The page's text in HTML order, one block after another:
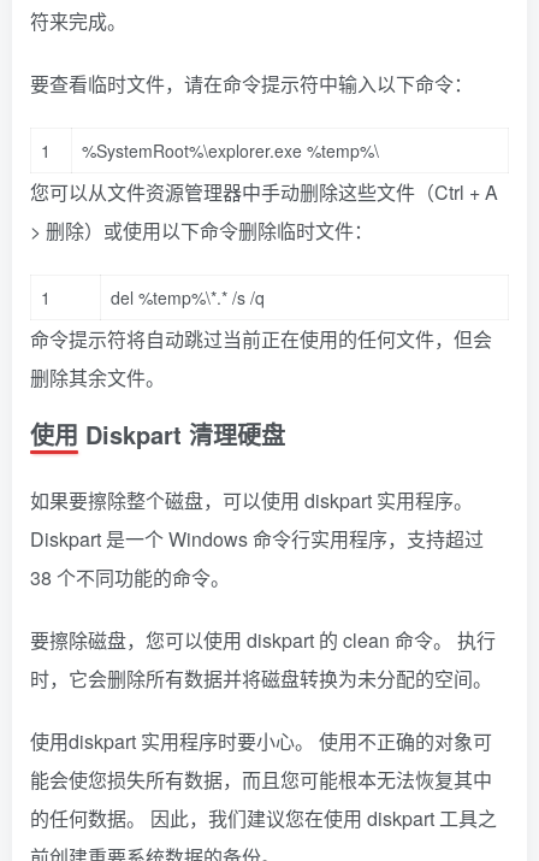
符来完成。
要查看临时文件，请在命令提示符中输入以下命令：
1 %SystemRoot%\explorer.exe %temp%\
您可以从文件资源管理器中手动删除这些文件（Ctrl + A
> 删除）或使用以下命令删除临时文件：
1 del %temp%\*.* /s /q
命令提示符将自动跳过当前正在使用的任何文件，但会
删除其余文件。
使用 Diskpart 清理硬盘
如果要擦除整个磁盘，可以使用 diskpart 实用程序。
Diskpart 是一个 Windows 命令行实用程序，支持超过
38 个不同功能的命令。
要擦除磁盘，您可以使用 diskpart 的 clean 命令。 执行
时，它会删除所有数据并将磁盘转换为未分配的空间。
使用diskpart 实用程序时要小心。 使用不正确的对象可
能会使您损失所有数据，而且您可能根本无法恢复其中
的任何数据。 因此，我们建议您在使用 diskpart 工具之